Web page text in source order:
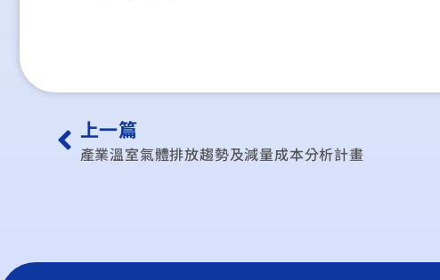
上一篇
產業溫室氣體排放趨勢及減量成本分析計畫